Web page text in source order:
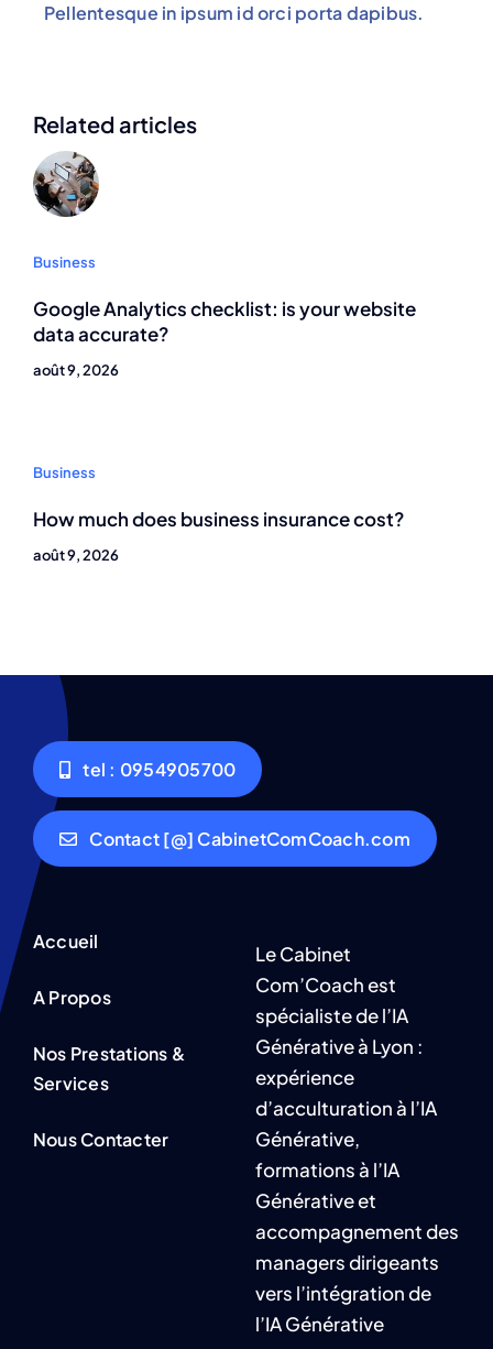
Pellentesque in ipsum id orci porta dapibus.
Related articles
Business
Google Analytics checklist: is your website
data accurate?
août 9, 2026
Business
How much does business insurance cost?
août 9, 2026
tel : 0954905700
Contact [@] CabinetComCoach.com
Accueil
A Propos
Nos Prestations &
Services
Nous Contacter
Le Cabinet
Com’Coach est
spécialiste de l’IA
Générative à Lyon :
expérience
d’acculturation à l’IA
Générative,
formations à l’IA
Générative et
accompagnement des
managers dirigeants
vers l’intégration de
l’IA Générative